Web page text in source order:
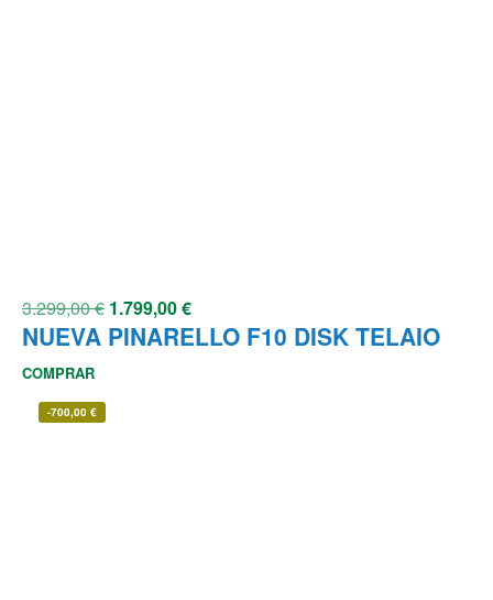
3.299,00€ 1.799,00€
NUEVA PINARELLO F10 DISK TELAIO
COMPRAR
-700,00 €